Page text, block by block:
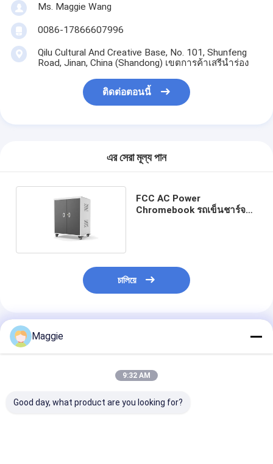
Ms. Maggie Wang
0086-17866607996
Qilu Cultural And Creative Base, No. 101, Shunfeng
Road, Jinan, China (Shandong) เขตการค้าเสรีนำร่อง
ติดต่อตอนนี้
এর সেরা মূল্য পান
FCC AC Power
Chromebook รถเข็นชาร์จ
চালিয়ে
แนะนำผลิตภัณฑ์
Maggie
9:32 AM
Good day, what product are you looking for?